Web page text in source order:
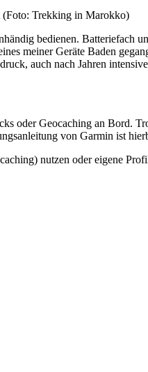
(Foto: Trekking in Marokko)
bedienen. Batteriefach
meiner Geräte Baden
auch nach Jahren
oder Geocaching an Bord.
von Garmin ist
nutzen oder eigene